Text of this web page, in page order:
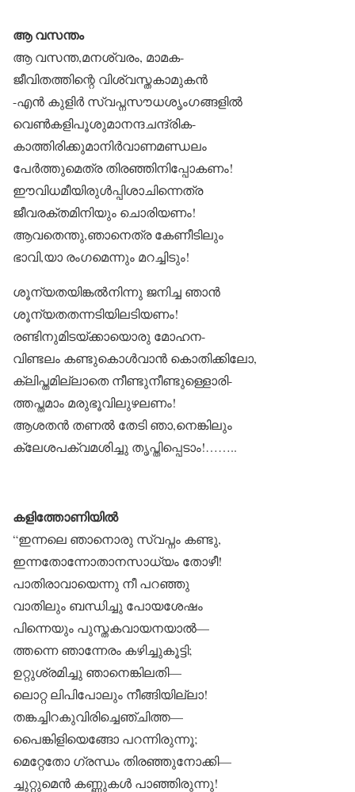
ആ വസന്തം
ആ വസന്ത,മനശ്വരം, മാമക-
ജീവിതത്തിന്റെ വിശ്വസ്തകാമുകൻ
-എൻ കുളിർ സ്വപ്നസൗധശൃംഗങ്ങളിൽ
വെൺകളിപൂശുമാനന്ദചന്ദ്രിക-
കാത്തിരിക്കുമാനിർവാണമണ്ഡലം
പേർത്തുമെത്ര തിരഞ്ഞിനിപ്പോകണം!
ഈവിധമീയിരുൾപ്പിശാചിന്നെത്ര
ജീവരക്തമിനിയും ചൊരിയണം!
ആവതെന്തു,ഞാനെത്ര കേണീടിലും
ഭാവി,യാ രംഗമെന്നും മറച്ചിടും!
ശൂന്യതയിങ്കൽനിന്നു ജനിച്ച ഞാൻ
ശൂന്യതതന്നടിയിലടിയണം!
രണ്ടിനുമിടയ്ക്കായൊരു മോഹന-
വിണ്ടലം കണ്ടുകൊൾവാൻ കൊതിക്കിലോ,
ക്ലിപ്തമില്ലാതെ നീണ്ടുനീണ്ടുള്ളൊരി-
ത്തപ്തമാം മരുഭൂവിലുഴലണം!
ആശതൻ തണൽ തേടി ഞാ,നെങ്കിലും
ക്ലേശപക്വമശിച്ചു തൃപ്തിപ്പെടാം!……..
കളിത്തോണിയിൽ
“ഇന്നലെ ഞാനൊരു സ്വപ്നം കണ്ടു,
ഇന്നതോന്നോതാനസാധ്യം തോഴീ!
പാതിരാവായെന്നു നീ പറഞ്ഞു
വാതിലും ബന്ധിച്ചു പോയശേഷം
പിന്നെയും പുസ്തകവായനയാൽ—
ത്തന്നെ ഞാന്നേരം കഴിച്ചുകൂട്ടി;
ഉറ്റുശ്രമിച്ചു ഞാനെങ്കിലതി—
ലൊറ്റ ലിപിപോലും നീങ്ങിയില്ലാ!
തങ്കച്ചിറകുവിരിച്ചെഞ്ചിത്ത—
പൈങ്കിളിയെങ്ങോ പറന്നിരുന്നൂ;
മെറ്റേതോ ഗ്രന്ധം തിരഞ്ഞുനോക്കി—
ച്ചുറ്റുമെൻ കണ്ണുകൾ പാഞ്ഞിരുന്നു!